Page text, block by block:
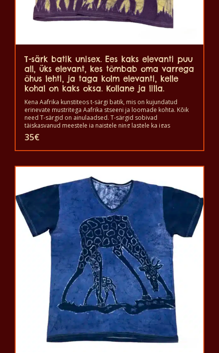
T-särk batik unisex. Ees kaks elevanti puu
all, üks elevant, kes tõmbab oma varrega
õhus lehti, ja taga kolm elevanti, kelle
kohal on kaks oksa. Kollane ja lilla.
Kena Aafrika kunstiteos t-särgi batik, mis on kujundatud
erinevate mustritega Aafrika stseeni ja loomade kohta. Kõik
need T-särgid on ainulaadsed. T-särgid sobivad
täiskasvanud meestele ja naistele ning lastele ka igas
suuruses. T-särki võib pesta pesumasinas 40°C juures. Ja ei
anna värvi välja. T-särk on 100% puuvillane.
35€